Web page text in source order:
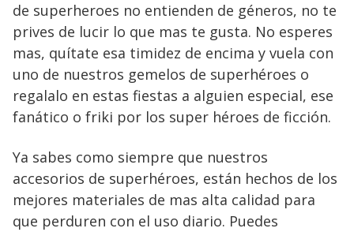
de superheroes no entienden de géneros, no te
prives de lucir lo que mas te gusta. No esperes
mas, quítate esa timidez de encima y vuela con
uno de nuestros gemelos de superhéroes o
regalalo en estas fiestas a alguien especial, ese
fanático o friki por los super héroes de ficción.
Ya sabes como siempre que nuestros
accesorios de superhéroes, están hechos de los
mejores materiales de mas alta calidad para
que perduren con el uso diario. Puedes